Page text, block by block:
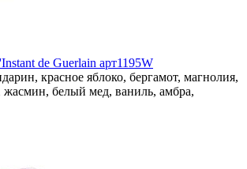
de Guerlain арт1195W
красное яблоко, бергамот, магнолия,
жасмин, белый мед, ваниль, амбра,